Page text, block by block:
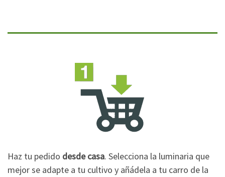
Haz tu pedido desde casa. Selecciona la luminaria que
mejor se adapte a tu cultivo y añádela a tu carro de la